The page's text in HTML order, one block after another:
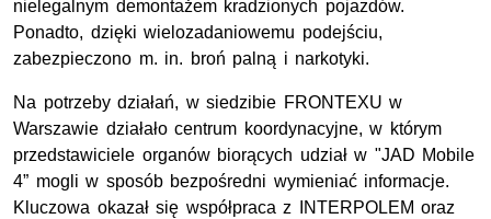
nielegalnym demontażem kradzionych pojazdów.
Ponadto, dzięki wielozadaniowemu podejściu,
zabezpieczono m. in. broń palną i narkotyki.
Na potrzeby działań, w siedzibie FRONTEXU w
Warszawie działało centrum koordynacyjne, w którym
przedstawiciele organów biorących udział w "JAD Mobile
4” mogli w sposób bezpośredni wymieniać informacje.
Kluczowa okazał się współpraca z INTERPOLEM oraz